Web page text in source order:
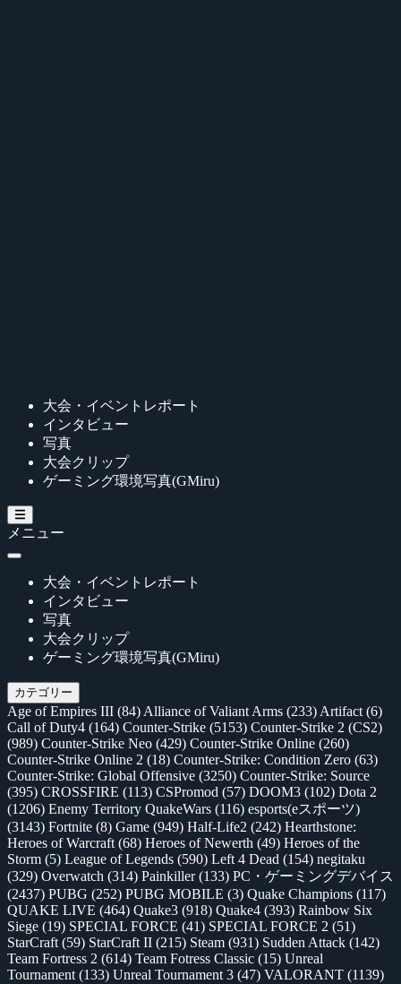
大会・イベントレポート
インタビュー
写真
大会クリップ
ゲーミング環境写真(GMiru)
メニュー
大会・イベントレポート
インタビュー
写真
大会クリップ
ゲーミング環境写真(GMiru)
カテゴリー
Age of Empires III (84) Alliance of Valiant Arms (233) Artifact (6)
Call of Duty4 (164) Counter-Strike (5153) Counter-Strike 2 (CS2)
(989) Counter-Strike Neo (429) Counter-Strike Online (260)
Counter-Strike Online 2 (18) Counter-Strike: Condition Zero (63)
Counter-Strike: Global Offensive (3250) Counter-Strike: Source
(395) CROSSFIRE (113) CSPromod (57) DOOM3 (102) Dota 2
(1206) Enemy Territory QuakeWars (116) esports(eスポーツ)
(3143) Fortnite (8) Game (949) Half-Life2 (242) Hearthstone:
Heroes of Warcraft (68) Heroes of Newerth (49) Heroes of the
Storm (5) League of Legends (590) Left 4 Dead (154) negitaku
(329) Overwatch (314) Painkiller(133) PC・ゲーミングデバイス
(2437) PUBG (252) PUBG MOBILE (3) Quake Champions (117)
QUAKE LIVE (464) Quake3 (918) Quake4 (393) Rainbow Six
Siege (19) SPECIAL FORCE (41) SPECIAL FORCE 2 (51)
StarCraft (59) StarCraft II (215) Steam (931) Sudden Attack (142)
Team Fortress 2 (614) Team Fotress Classic (15) Unreal
Tournament (133) Unreal Tournament 3 (47) VALORANT (1139)